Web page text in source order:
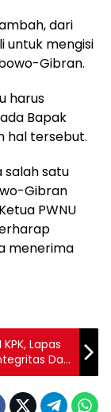
dari
untuk mengisi
Gibran.
harus
Bapak
hal tersebut.
salah satu
Gibran
PWNU
menerima
Lapas
Dan